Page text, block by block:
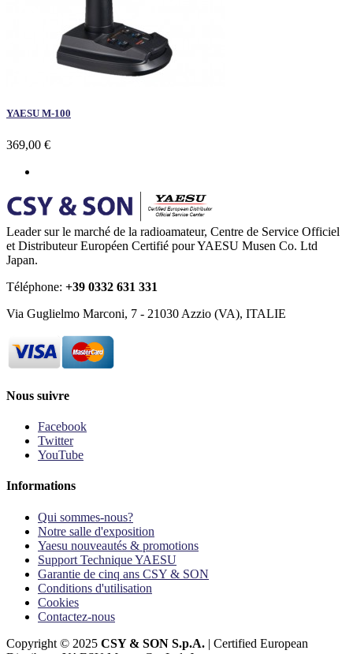
YAESU M-100
369,00 €
Leader sur le marché de la radioamateur, Centre de Service Officiel
et Distributeur Européen Certifié pour YAESU Musen Co. Ltd
Japan.
Téléphone: +39 0332 631 331
Via Guglielmo Marconi, 7 - 21030 Azzio (VA), ITALIE
Nous suivre
Facebook
Twitter
YouTube
Informations
Qui sommes-nous?
Notre salle d'exposition
Yaesu nouveautés & promotions
Support Technique YAESU
Garantie de cinq ans CSY & SON
Conditions d'utilisation
Cookies
Contactez-nous
Copyright © 2025 CSY & SON S.p.A. | Certified European